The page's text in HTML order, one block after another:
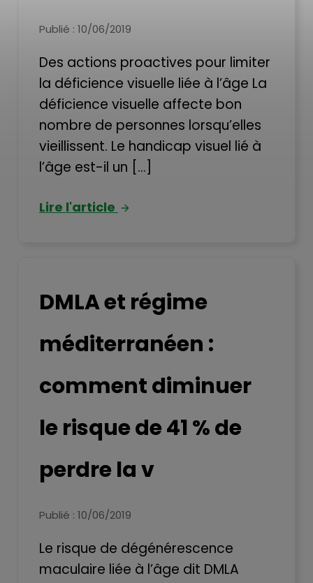
Publié : 10/06/2019
Des actions proactives pour limiter
la déficience visuelle liée à l’âge La
déficience visuelle affecte bon
nombre de personnes lorsqu’elles
vieillissent. Le handicap visuel lié à
l’âge est-il un [...]
Lire l'article
DMLA et régime
méditerranéen :
comment diminuer
le risque de 41 % de
perdre la v
Publié : 10/06/2019
Le risque de dégénérescence
maculaire liée à l’âge dit DMLA